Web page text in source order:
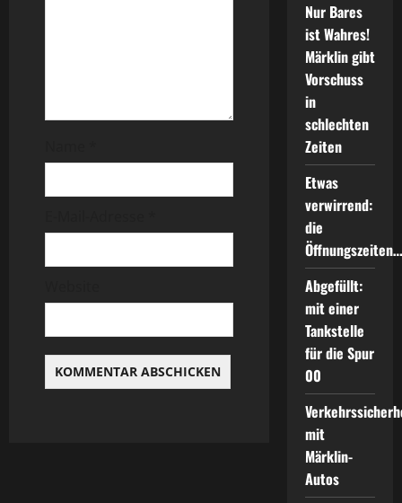
a
t
i
o
n
Nur Bares
ist Wahres!
Märklin gibt
Vorschuss
in
schlechten
Zeiten
Etwas
verwirrend:
die
Öffnungszeiten…
Abgefüllt:
mit einer
Tankstelle
für die Spur
00
mit
Märklin-
Autos